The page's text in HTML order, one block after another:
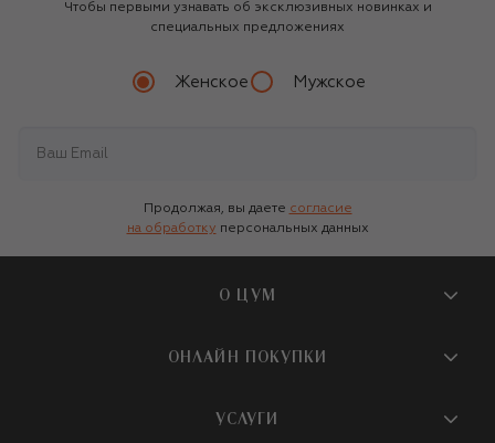
Чтобы первыми узнавать об эксклюзивных новинках и
специальных предложениях
Женское Мужское
Продолжая, вы даете согласие
на обработку персональных данных
О ЦУМ
О магазине
Бутики и ПВЗ ЦУМ
ОНЛАЙН ПОКУПКИ
УСЛУГИ